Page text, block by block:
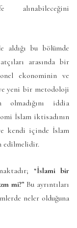
alınabileceğini
aldığı bu bölümde
arasında bir
ekonominin ve
yeni bir metodoloji
olmadığını iddia
İslam iktisadının
kendi içinde İslam
edilmelidir.
“İslami bir
mi?” Bu ayrıntıları
neler olduğuna